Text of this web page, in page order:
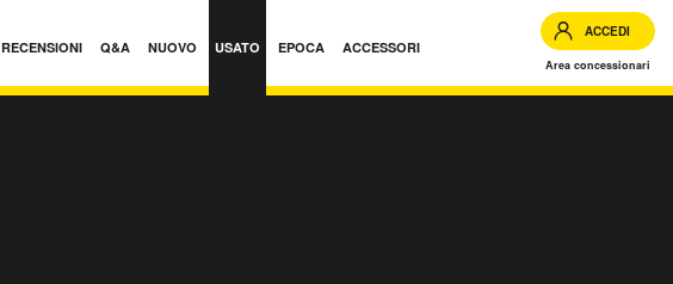
RECENSIONI Q&A NUOVO USATO EPOCA ACCESSORI
ACCEDI
Area concessionari